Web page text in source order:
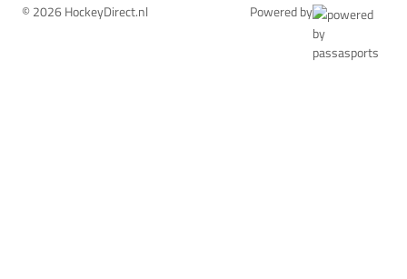
© 2026 HockeyDirect.nl Powered by